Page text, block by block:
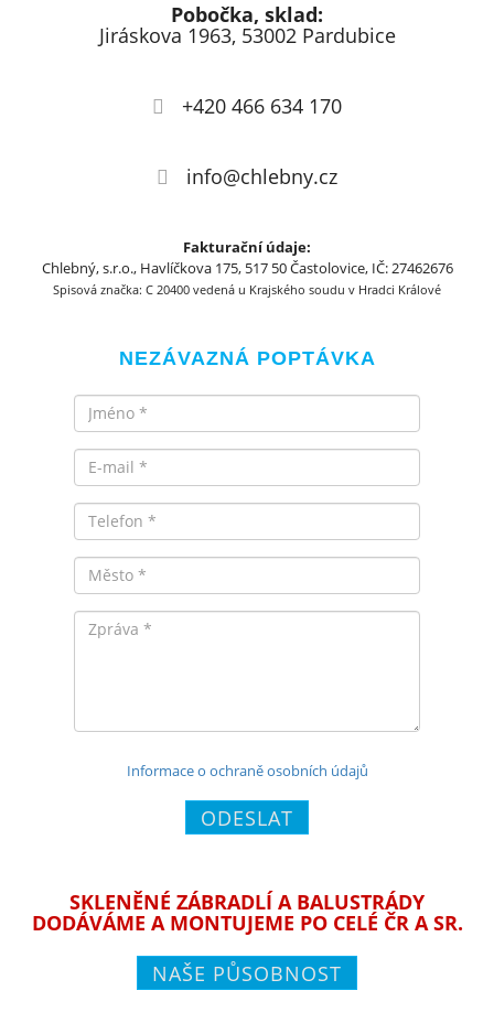
Pobočka, sklad:
Jiráskova 1963, 53002 Pardubice
+420 466 634 170
info@chlebny.cz
Fakturační údaje:
Chlebný, s.r.o., Havlíčkova 175, 517 50 Častolovice, IČ: 27462676
Spisová značka: C 20400 vedená u Krajského soudu v Hradci Králové
NEZÁVAZNÁ POPTÁVKA
Informace o ochraně osobních údajů
ODESLAT
SKLENĚNÉ ZÁBRADLÍ A BALUSTRÁDY
DODÁVÁME A MONTUJEME PO CELÉ ČR A SR.
NAŠE PŮSOBNOST